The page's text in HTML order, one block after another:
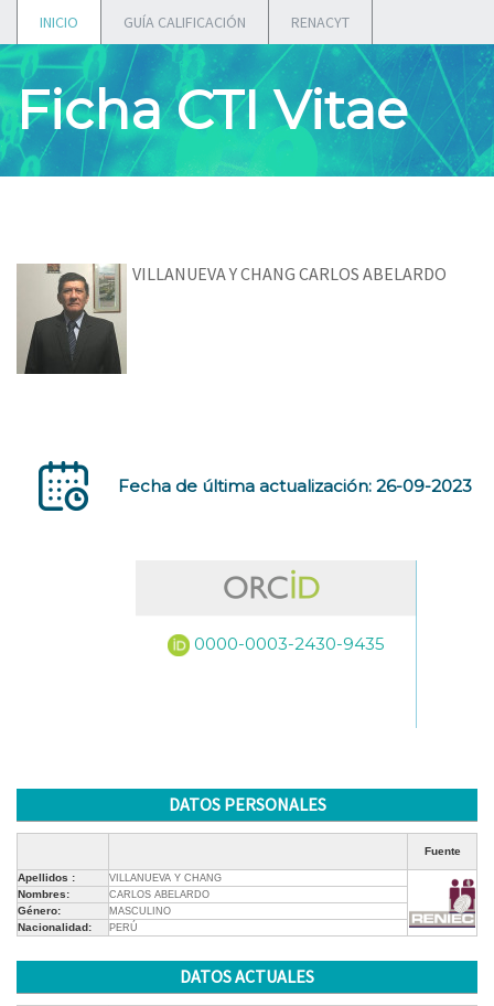
INICIO GUÍA CALIFICACIÓN RENACYT
Ficha CTI Vitae
VILLANUEVA Y CHANG CARLOS ABELARDO
Fecha de última actualización: 26-09-2023
0000-0003-2430-9435
DATOS PERSONALES
Fuente
Apellidos : VILLANUEVA Y CHANG
Nombres: CARLOS ABELARDO
Género: MASCULINO
Nacionalidad: PERÚ
DATOS ACTUALES